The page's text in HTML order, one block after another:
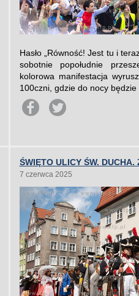
Hasło „Równość! Jest tu i
sobotnie popołudnie
kolorowa manifestacja
100czni, gdzie do nocy będzie
ŚWIĘTO ULICY ŚW. DUCHA.
7 czerwca 2025